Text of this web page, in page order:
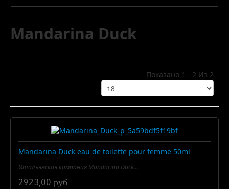
Mandarina Duck
Показано 1 - 2 Из 2
Mandarina Duck eau de toilette pour femme 50ml
Итальянская компания Mandarina Duck...
2923,00 руб